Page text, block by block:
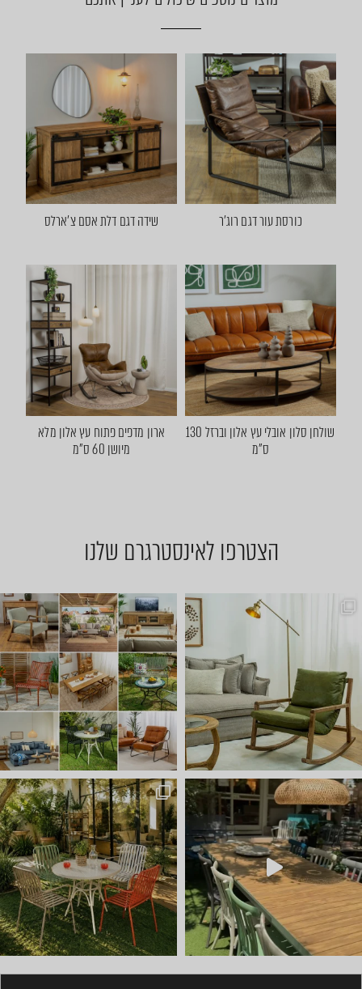
כורסת עור דגם רוג'ר שידה דגם דלת אסם צ'ארלס
שולחן סלון אובלי עץ אלון וברזל 130
ס"מ
ארון מדפים פתוח עץ אלון מלא
מיושן 60 ס"מ
הצטרפו לאינסטרגרם שלנו
שישי שמח אצלנו 🤩 באים להתח
חדש ⭐ קונטיינרים של ריהוט ל